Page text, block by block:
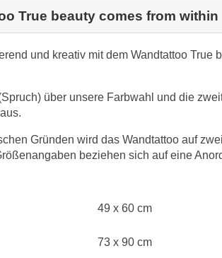
True beauty comes from within
und kreativ mit dem Wandtattoo True
über unsere Farbwahl und die
Gründen wird das Wandtattoo auf
beziehen sich auf eine
49 x 60 cm
73 x 90 cm